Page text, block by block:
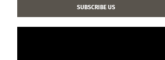
SUBSCRIBE US